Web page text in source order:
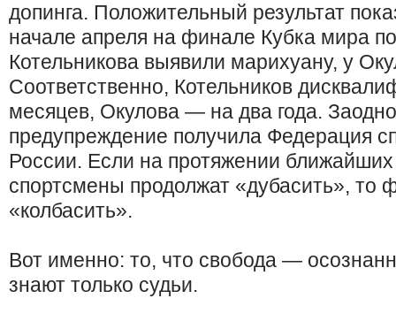
допинга. Положительный результат
начале апреля на финале Кубка мира
Котельникова выявили марихуану, у
Соответственно, Котельников
месяцев, Окулова — на два года.
предупреждение получила Федерация
России. Если на протяжении ближайших
спортсмены продолжат «дубасить», то
«колбасить».
Вот именно: то, что свобода —
знают только судьи.